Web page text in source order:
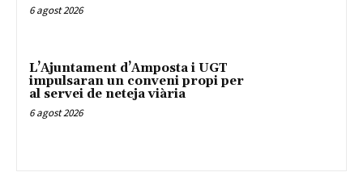
6 agost 2026
L’Ajuntament d’Amposta i UGT
impulsaran un conveni propi per
al servei de neteja viària
6 agost 2026